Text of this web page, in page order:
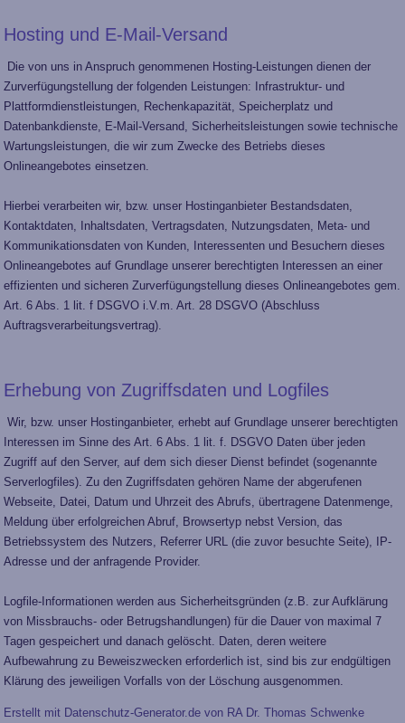
Hosting und E-Mail-Versand
Die von uns in Anspruch genommenen Hosting-Leistungen dienen der
Zurverfügungstellung der folgenden Leistungen: Infrastruktur- und
Plattformdienstleistungen, Rechenkapazität, Speicherplatz und
Datenbankdienste, E-Mail-Versand, Sicherheitsleistungen sowie technische
Wartungsleistungen, die wir zum Zwecke des Betriebs dieses
Onlineangebotes einsetzen.
Hierbei verarbeiten wir, bzw. unser Hostinganbieter Bestandsdaten,
Kontaktdaten, Inhaltsdaten, Vertragsdaten, Nutzungsdaten, Meta- und
Kommunikationsdaten von Kunden, Interessenten und Besuchern dieses
Onlineangebotes auf Grundlage unserer berechtigten Interessen an einer
effizienten und sicheren Zurverfügungstellung dieses Onlineangebotes gem.
Art. 6 Abs. 1 lit. f DSGVO i.V.m. Art. 28 DSGVO (Abschluss
Auftragsverarbeitungsvertrag).
Erhebung von Zugriffsdaten und Logfiles
Wir, bzw. unser Hostinganbieter, erhebt auf Grundlage unserer berechtigten
Interessen im Sinne des Art. 6 Abs. 1 lit. f. DSGVO Daten über jeden
Zugriff auf den Server, auf dem sich dieser Dienst befindet (sogenannte
Serverlogfiles). Zu den Zugriffsdaten gehören Name der abgerufenen
Webseite, Datei, Datum und Uhrzeit des Abrufs, übertragene Datenmenge,
Meldung über erfolgreichen Abruf, Browsertyp nebst Version, das
Betriebssystem des Nutzers, Referrer URL (die zuvor besuchte Seite), IP-
Adresse und der anfragende Provider.
Logfile-Informationen werden aus Sicherheitsgründen (z.B. zur Aufklärung
von Missbrauchs- oder Betrugshandlungen) für die Dauer von maximal 7
Tagen gespeichert und danach gelöscht. Daten, deren weitere
Aufbewahrung zu Beweiszwecken erforderlich ist, sind bis zur endgültigen
Klärung des jeweiligen Vorfalls von der Löschung ausgenommen.
Erstellt mit Datenschutz-Generator.de von RA Dr. Thomas Schwenke